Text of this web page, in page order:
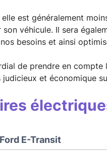
est généralement
véhicule. Il sera
besoins et ainsi
de prendre en compte
et économique
Ford E-Transit